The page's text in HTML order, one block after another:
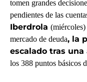
tomen grandes
pendientes de las
Iberdrola
mercado de deuda, la
escalado tras
los 388 puntos básicos